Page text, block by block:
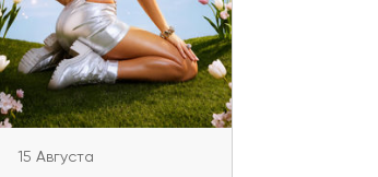
Maastricht, Hertogenbosch,
Lublin, Warsaw
15 Августа